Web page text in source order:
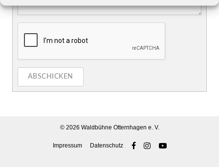
ABSCHICKEN
© 2026 Waldbühne Otternhagen e. V.
Impressum Datenschutz